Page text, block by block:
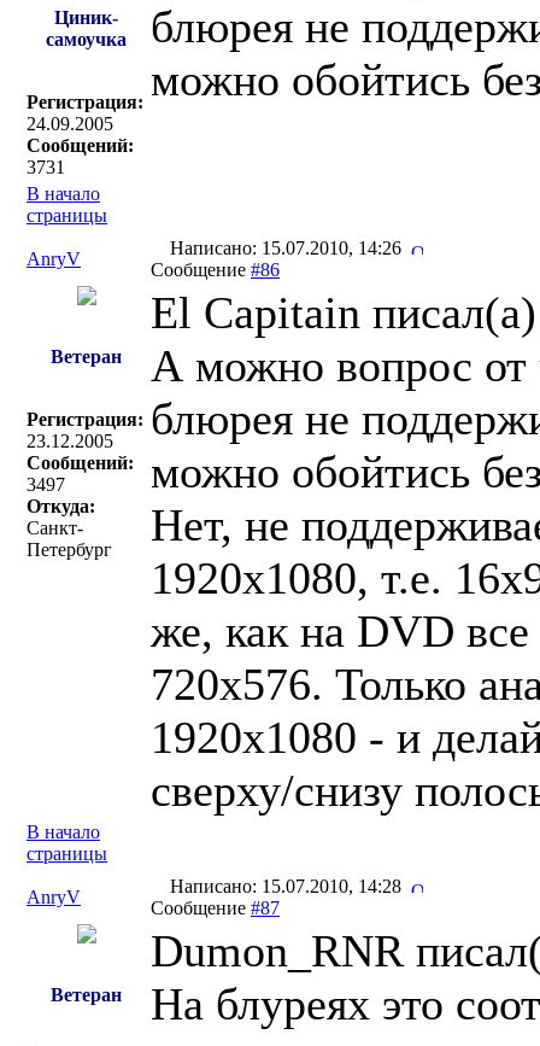
Циник-
самоучка
Регистрация:
24.09.2005
Сообщений:
3731
блюрея не
можно обойтись
В начало
страницы
AnryV
Написано: 15.07.2010, 14:26
Сообщение #86
Ветеран
Регистрация:
23.12.2005
Сообщений:
3497
Откуда:
Санкт-
Петербург
El Capitain
А можно вопрос от
блюрея не
можно обойтись
Нет, не
1920х1080, т.е.
же, как на DVD
720х576. Только
1920х1080 - и
сверху/снизу
В начало
страницы
AnryV
Написано: 15.07.2010, 14:28
Сообщение #87
Ветеран
Dumon_RNR
На блуреях это